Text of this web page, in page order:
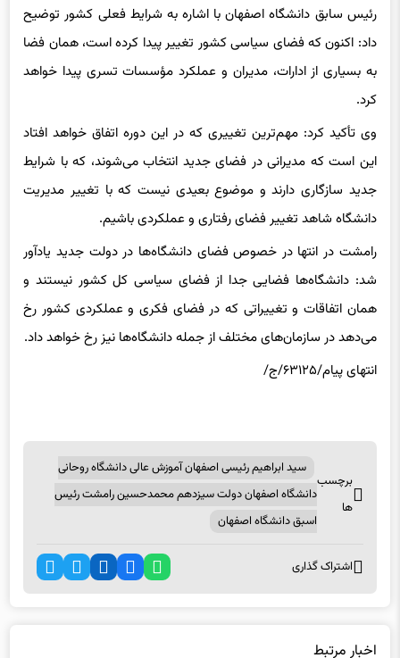
رئیس سابق دانشگاه اصفهان با اشاره به شرایط فعلی کشور توضیح
داد: اکنون که فضای سیاسی کشور تغییر پیدا کرده است، همان فضا
به بسیاری از ادارات، مدیران و عملکرد مؤسسات تسری پیدا خواهد
کرد.
وی تأکید کرد: مهم‌ترین تغییری که در این دوره اتفاق خواهد افتاد
این است که مدیرانی در فضای جدید انتخاب می‌شوند، که با شرایط
جدید سازگاری دارند و موضوع بعیدی نیست که با تغییر مدیریت
دانشگاه شاهد تغییر فضای رفتاری و عملکردی باشیم.
رامشت در انتها در خصوص فضای دانشگاه‌ها در دولت جدید یادآور
شد: دانشگاه‌ها فضایی جدا از فضای سیاسی کل کشور نیستند و
همان اتفاقات و تغییراتی که در فضای فکری و عملکردی کشور رخ
می‌دهد در سازمان‌های مختلف از جمله‌ دانشگاه‌ها نیز رخ خواهد داد.
انتهای پیام/۶۳۱۲۵/ج/
برچسب
ها
سید ابراهیم رئیسی اصفهان آموزش عالی دانشگاه روحانی
دانشگاه اصفهان دولت سیزدهم محمدحسین رامشت رئیس
اسبق دانشگاه اصفهان
اشتراک گذاری
اخبار مرتبط